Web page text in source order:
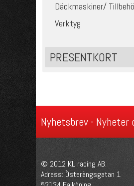
Däckmaskiner/
Verktyg
PRESENTKORT
Nyhetsbrev - Nyheter
© 2012 KL racing AB.
Adress: Österängsgatan 1